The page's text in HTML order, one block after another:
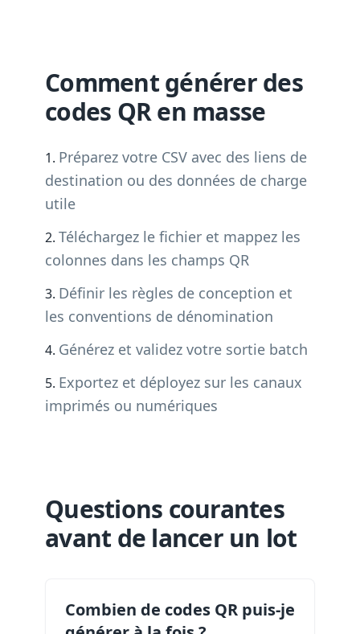
Comment générer des
codes QR en masse
Préparez votre CSV avec des liens de
destination ou des données de charge
utile
Téléchargez le fichier et mappez les
colonnes dans les champs QR
Définir les règles de conception et
les conventions de dénomination
Générez et validez votre sortie batch
Exportez et déployez sur les canaux
imprimés ou numériques
Questions courantes
avant de lancer un lot
Combien de codes QR puis-je